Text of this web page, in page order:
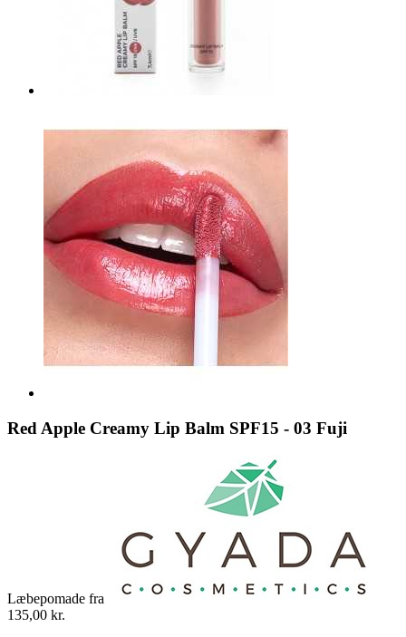
Red Apple Creamy Lip Balm SPF15 - 03 Fuji
Læbepomade fra
135,00 kr.